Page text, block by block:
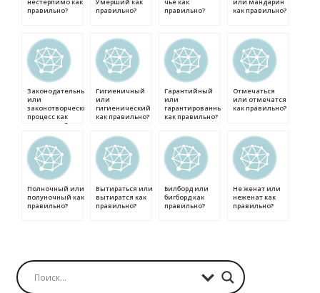
правильно?
правильно?
правильно?
как правильно?
Законодательный
или
законотворческий
процесс как
правильно?
Гигиеничный
или
гигиенический
как правильно?
Гарантийный
или
гарантированный
как правильно?
Отмечаться
или отмечатся
как правильно?
Полночный или
полуночный как
правильно?
Вытираться или
вытиратся как
правильно?
Билборд или
бигборд как
правильно?
Не женат или
неженат как
правильно?